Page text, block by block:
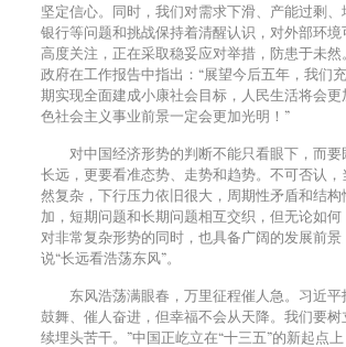
坚定信心。同时，我们对需求下滑、产能过剩
银行等问题和挑战保持着清醒认识，对外部环
高度关注，正在采取稳妥应对举措，防患于未然
政府在工作报告中指出：“展望今后五年，我们
期实现全面建成小康社会目标，人民生活将会
色社会主义事业前景一定会更加光明！”
对中国经济形势的判断不能只看眼下，而
长远，更要看准态势、走势和趋势。不可否认，
然复杂，下行压力依旧很大，周期性矛盾和结
加，短期问题和长期问题相互交织，但无论如
对非常复杂形势的同时，也具备广阔的发展前
说“长远看浩荡东风”。
东风浩荡满眼春，万里征程催人急。习近平
鼓舞、催人奋进，但幸福不会从天降。我们要
续埋头苦干。”中国正屹立在“十三五”的新起点